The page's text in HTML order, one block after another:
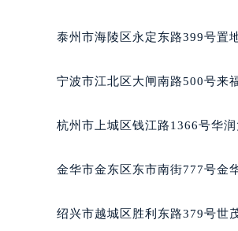
泰州市海陵区永定东路399号置
宁波市江北区大闸南路500号来
杭州市上城区钱江路1366号华
金华市金东区东市南街777号金
绍兴市越城区胜利东路379号世